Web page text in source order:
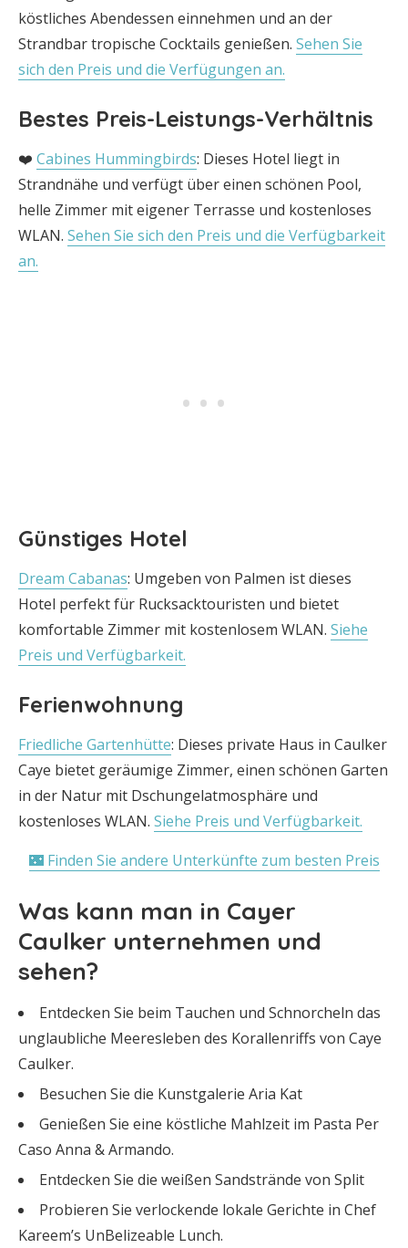
köstliches Abendessen einnehmen und an der
Strandbar tropische Cocktails genießen. Sehen Sie
sich den Preis und die Verfügungen an.
Bestes Preis-Leistungs-Verhältnis
❤️ Cabines Hummingbirds: Dieses Hotel liegt in
Strandnähe und verfügt über einen schönen Pool,
helle Zimmer mit eigener Terrasse und kostenloses
WLAN. Sehen Sie sich den Preis und die Verfügbarkeit
an.
Günstiges Hotel
Dream Cabanas: Umgeben von Palmen ist dieses
Hotel perfekt für Rucksacktouristen und bietet
komfortable Zimmer mit kostenlosem WLAN. Siehe
Preis und Verfügbarkeit.
Ferienwohnung
Friedliche Gartenhütte: Dieses private Haus in Caulker
Caye bietet geräumige Zimmer, einen schönen Garten
in der Natur mit Dschungelatmosphäre und
kostenloses WLAN. Siehe Preis und Verfügbarkeit.
🌃 Finden Sie andere Unterkünfte zum besten Preis
Was kann man in Cayer
Caulker unternehmen und
sehen?
Entdecken Sie beim Tauchen und Schnorcheln das
unglaubliche Meeresleben des Korallenriffs von Caye
Caulker.
Besuchen Sie die Kunstgalerie Aria Kat
Genießen Sie eine köstliche Mahlzeit im Pasta Per
Caso Anna & Armando.
Entdecken Sie die weißen Sandstrände von Split
Probieren Sie verlockende lokale Gerichte in Chef
Kareem’s UnBelizeable Lunch.